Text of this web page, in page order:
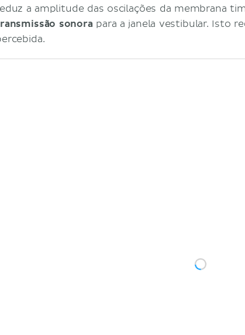
a amplitude das oscilações da membrana
sonora para a janela vestibular. Isto